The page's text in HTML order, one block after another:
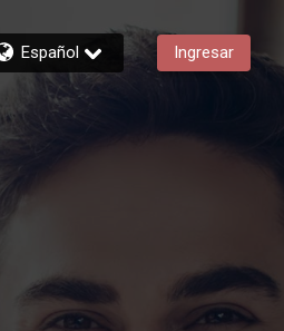
Español Ingresar